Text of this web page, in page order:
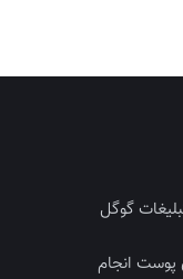
گوگل
پوست انجام